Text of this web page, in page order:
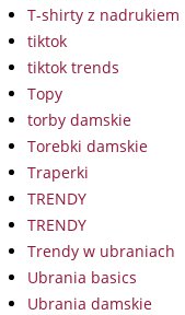
T-shirty z nadrukiem
tiktok
tiktok trends
Topy
torby damskie
Torebki damskie
Traperki
TRENDY
TRENDY
Trendy w ubraniach
Ubrania basics
Ubrania damskie